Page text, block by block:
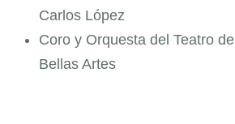
Carlos López
Coro y Orquesta del Teatro de
Bellas Artes